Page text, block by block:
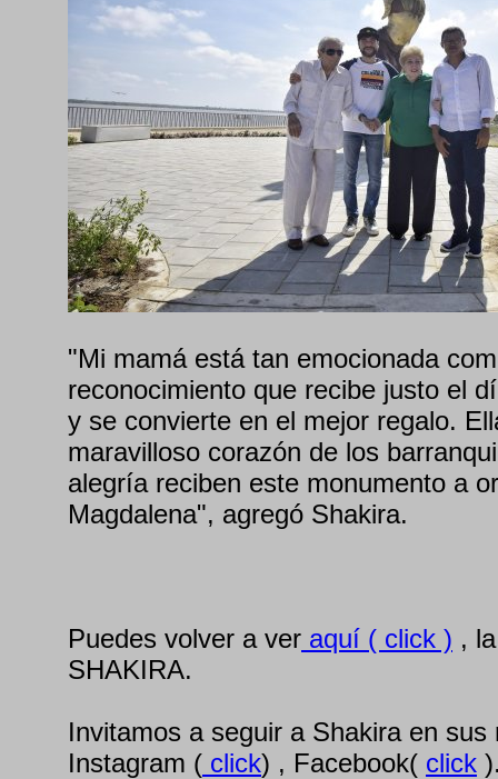
"Mi mamá está tan emocionada
reconocimiento que recibe justo el
y se convierte en el mejor regalo.
maravilloso corazón de los
alegría reciben este monumento a
Magdalena", agregó Shakira.
Puedes volver a ver aquí ( click ) ,
SHAKIRA.
Invitamos a seguir a Shakira en
Instagram ( click) , Facebook( click